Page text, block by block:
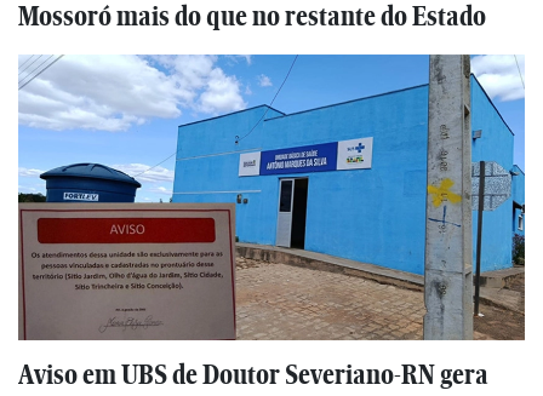
Mossoró mais do que no restante do Estado
Aviso em UBS de Doutor Severiano-RN gera